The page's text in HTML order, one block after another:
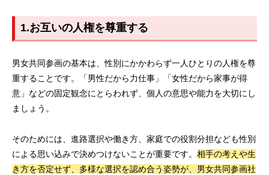
1.お互いの人権を尊重する
男女共同参画の基本は、性別にかかわらず一人ひとりの人権を尊
重することです。「男性だから力仕事」「女性だから家事が得
意」などの固定観念にとらわれず、個人の意思や能力を大切にし
ましょう。
そのためには、進路選択や働き方、家庭での役割分担なども性別
による思い込みで決めつけないことが重要です。 相手の考えや生
き方を否定せず、多様な選択を認め合う姿勢が、男女共同参画社